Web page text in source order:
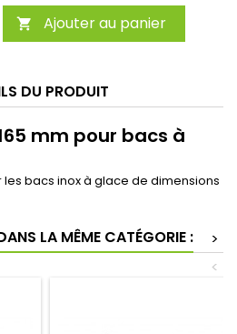
 Ajouter au panier
DU PRODUIT
mm pour bacs à
bacs inox à glace de dimensions
LA MÊME CATÉGORIE :
>
<